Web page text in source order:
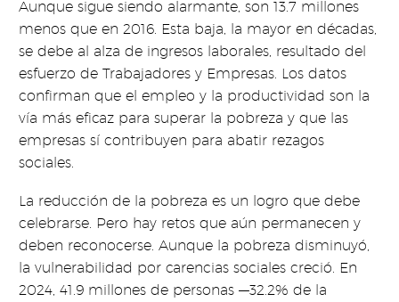
Aunque sigue siendo alarmante, son 13.7 millones
menos que en 2016. Esta baja, la mayor en décadas,
se debe al alza de ingresos laborales, resultado del
esfuerzo de Trabajadores y Empresas. Los datos
confirman que el empleo y la productividad son la
vía más eficaz para superar la pobreza y que las
empresas sí contribuyen para abatir rezagos
sociales.
La reducción de la pobreza es un logro que debe
celebrarse. Pero hay retos que aún permanecen y
deben reconocerse. Aunque la pobreza disminuyó,
la vulnerabilidad por carencias sociales creció. En
2024, 41.9 millones de personas —32.2% de la